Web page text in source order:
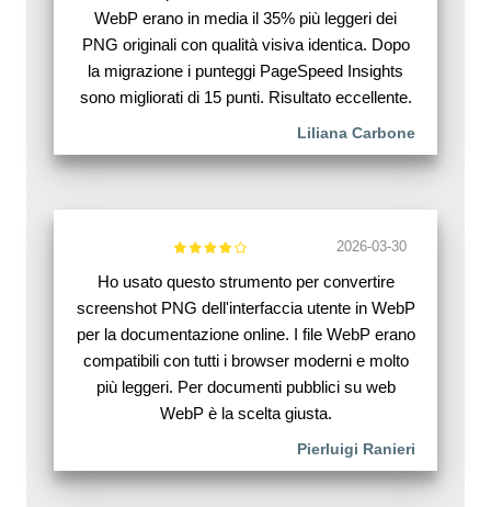
WebP erano in media il 35% più leggeri dei
PNG originali con qualità visiva identica. Dopo
la migrazione i punteggi PageSpeed Insights
sono migliorati di 15 punti. Risultato eccellente.
Liliana Carbone
2026-03-30
Ho usato questo strumento per convertire
screenshot PNG dell'interfaccia utente in WebP
per la documentazione online. I file WebP erano
compatibili con tutti i browser moderni e molto
più leggeri. Per documenti pubblici su web
WebP è la scelta giusta.
Pierluigi Ranieri